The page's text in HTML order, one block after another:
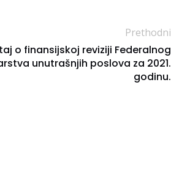
Prethodni
o finansijskoj reviziji Federalnog
unutrašnjih poslova za 2021.
godinu.